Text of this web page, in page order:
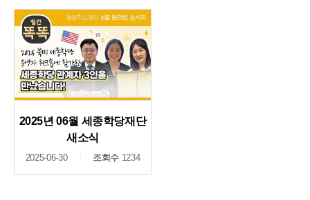
2025년 06월 세종학당재단
새소식
2025-06-30 조회수 1234